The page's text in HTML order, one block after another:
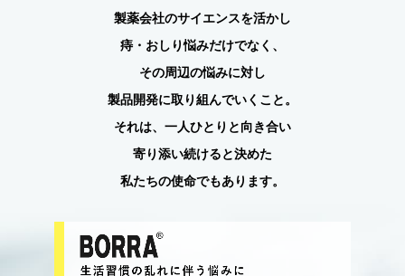
製薬会社のサイエンスを活かし
痔・おしり悩みだけでなく、
その周辺の悩みに対し
製品開発に取り組んでいくこと。
それは、一人ひとりと向き合い
寄り添い続けると決めた
私たちの使命でもあります。